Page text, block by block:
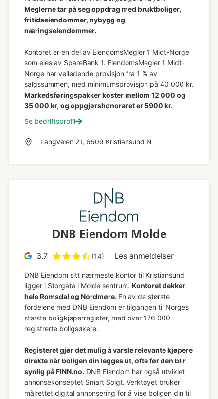
Meglerne tar på seg oppdrag med bruktboliger,
fritidseiendommer, nybygg og
næringseiendommer.
Kontoret er en del av EiendomsMegler 1 Midt-Norge
som eies av SpareBank 1. EiendomsMegler 1 Midt-
Norge har veiledende provisjon fra 1 % av
salgssummen, med minimumsprovisjon på 40 000 kr.
Markedsføringspakker koster mellom 12 000 og
35 000 kr, og oppgjørshonoraret er 5900 kr.
Se bedriftsprofil
Langveien 21, 6509 Kristiansund N
DNB Eiendom Molde
3.7 (14) Les anmeldelser
DNB Eiendom sitt nærmeste kontor til Kristiansund
ligger i Storgata i Molde sentrum. Kontoret dekker
hele Romsdal og Nordmøre. En av de største
fordelene med DNB Eiendom er tilgangen til Norges
største boligkjøperregister, med over 176 000
registrerte boligsøkere.
Registeret gjør det mulig å varsle relevante kjøpere
direkte når boligen din legges ut, ofte før den blir
synlig på FINN.no. DNB Eiendom har også utviklet
annonsekonseptet Smart Solgt. Verktøyet bruker
målrettet digital annonsering for å vise boligen din til